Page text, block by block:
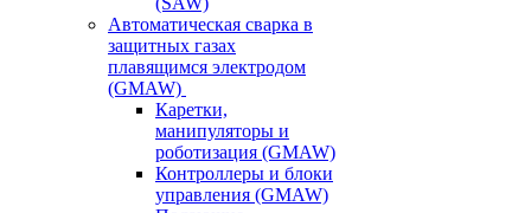
Автоматическая сварка в
защитных газах
плавящимся электродом
(GMAW)
Каретки,
манипуляторы и
роботизация (GMAW)
Контроллеры и блоки
управления (GMAW)